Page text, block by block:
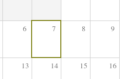
6 7 8 9
13 14 15 16